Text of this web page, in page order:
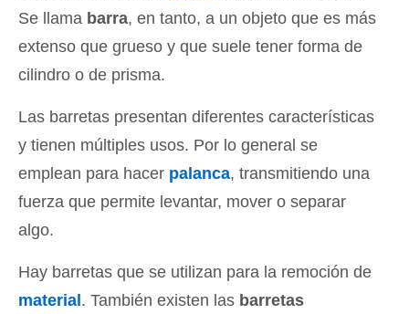
Se llama barra, en tanto, a un objeto que es más
extenso que grueso y que suele tener forma de
cilindro o de prisma.
Las barretas presentan diferentes características
y tienen múltiples usos. Por lo general se
emplean para hacer palanca, transmitiendo una
fuerza que permite levantar, mover o separar
algo.
Hay barretas que se utilizan para la remoción de
material . También existen las barretas